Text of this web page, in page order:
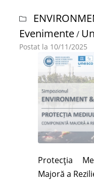
Evenimente/
Postat la 10/11/2025
Protecția
Majoră a